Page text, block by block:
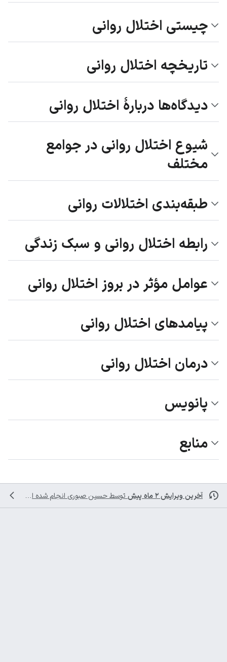
چیستی اختلال روانی
تاریخچه اختلال روانی
دیدگاه‌ها دربارهٔ اختلال روانی
شیوع اختلال روانی در جوامع
مختلف
طبقه‌بندی اختلالات روانی
رابطه اختلال روانی و سبک زندگی
عوامل مؤثر در بروز اختلال روانی
پیامدهای اختلال روانی
درمان اختلال روانی
پانویس
منابع
آخرین ویرایش ۲ ماه پیش توسط حسین صبوری انجام شده است